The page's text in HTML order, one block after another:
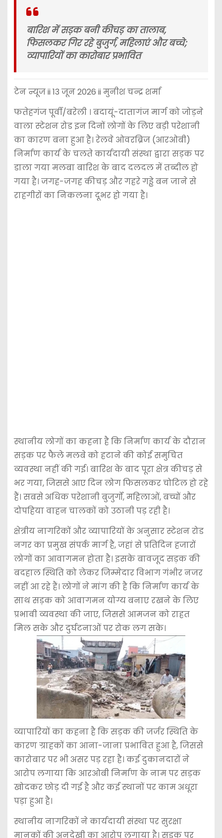
बारिश में सड़क बनी कीचड़ का तालाब,
फिसलकर गिर रहे बुजुर्ग, महिलाएं और बच्चे;
व्यापारियों का कारोबार प्रभावित
टेन न्यूज ii 13 जून 2026 ii मुनीश चन्द्र शर्मा
फतेहगंज पूर्वी/बरेली । बदायूं-दातागंज मार्ग को जोड़ने
वाला स्टेशन रोड इन दिनों लोगों के लिए बड़ी परेशानी
का कारण बना हुआ है। रेलवे ओवरब्रिज (आरओबी)
निर्माण कार्य के चलते कार्यदायी संस्था द्वारा सड़क पर
डाला गया मलबा बारिश के बाद दलदल में तब्दील हो
गया है। जगह-जगह कीचड़ और गहरे गड्ढे बन जाने से
राहगीरों का निकलना दूभर हो गया है।
स्थानीय लोगों का कहना है कि निर्माण कार्य के दौरान
सड़क पर फैले मलबे को हटाने की कोई समुचित
व्यवस्था नहीं की गई। बारिश के बाद पूरा क्षेत्र कीचड़ से
भर गया, जिससे आए दिन लोग फिसलकर चोटिल हो रहे
हैं। सबसे अधिक परेशानी बुजुर्गों, महिलाओं, बच्चों और
दोपहिया वाहन चालकों को उठानी पड़ रही है।
क्षेत्रीय नागरिकों और व्यापारियों के अनुसार स्टेशन रोड
नगर का प्रमुख संपर्क मार्ग है, जहां से प्रतिदिन हजारों
लोगों का आवागमन होता है। इसके बावजूद सड़क की
बदहाल स्थिति को लेकर जिम्मेदार विभाग गंभीर नजर
नहीं आ रहे हैं। लोगों ने मांग की है कि निर्माण कार्य के
साथ सड़क को आवागमन योग्य बनाए रखने के लिए
प्रभावी व्यवस्था की जाए, जिससे आमजन को राहत
मिल सके और दुर्घटनाओं पर रोक लग सके।
व्यापारियों का कहना है कि सड़क की जर्जर स्थिति के
कारण ग्राहकों का आना-जाना प्रभावित हुआ है, जिससे
कारोबार पर भी असर पड़ रहा है। कई दुकानदारों ने
आरोप लगाया कि आरओबी निर्माण के नाम पर सड़क
खोदकर छोड़ दी गई है और कई स्थानों पर काम अधूरा
पड़ा हुआ है।
स्थानीय नागरिकों ने कार्यदायी संस्था पर सुरक्षा
मानकों की अनदेखी का आरोप लगाया है। सड़क पर